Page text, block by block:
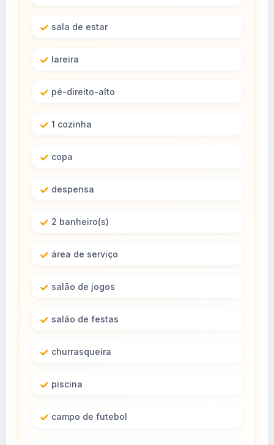
sala de estar
lareira
pé-direito-alto
1 cozinha
copa
despensa
2 banheiro(s)
área de serviço
salão de jogos
salão de festas
churrasqueira
piscina
campo de futebol